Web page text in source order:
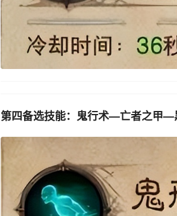
第四备选技能：鬼行术—亡者之甲—